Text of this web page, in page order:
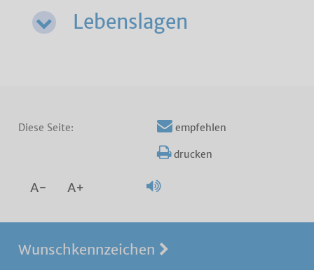
Lebenslagen
Diese Seite: empfehlen
drucken
A- A+
Wunschkennzeichen